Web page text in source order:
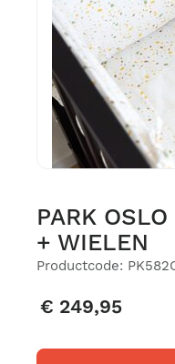
PARK
+ WIELEN
Productcode:
€ 249,95